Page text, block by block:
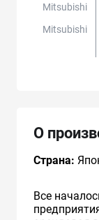
Mitsubishi
Mitsubishi
О
Страна:
Все